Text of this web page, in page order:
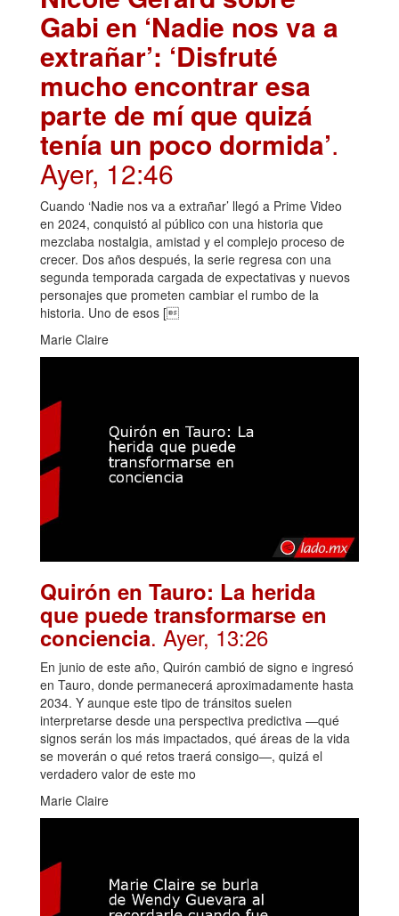
Gabi en ‘Nadie nos va a
extrañar’: ‘Disfruté
mucho encontrar esa
parte de mí que quizá
tenía un poco dormida’.
Ayer, 12:46
Cuando ‘Nadie nos va a extrañar’ llegó a Prime Video
en 2024, conquistó al público con una historia que
mezclaba nostalgia, amistad y el complejo proceso de
crecer. Dos años después, la serie regresa con una
segunda temporada cargada de expectativas y nuevos
personajes que prometen cambiar el rumbo de la
historia. Uno de esos [
Marie Claire
Quirón en Tauro: La herida
que puede transformarse en
conciencia. Ayer, 13:26
En junio de este año, Quirón cambió de signo e ingresó
en Tauro, donde permanecerá aproximadamente hasta
2034. Y aunque este tipo de tránsitos suelen
interpretarse desde una perspectiva predictiva —qué
signos serán los más impactados, qué áreas de la vida
se moverán o qué retos traerá consigo—, quizá el
verdadero valor de este mo
Marie Claire